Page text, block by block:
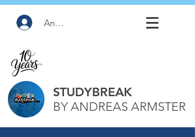
Anmelden
STUDYBREAK
BY ANDREAS ARMSTER